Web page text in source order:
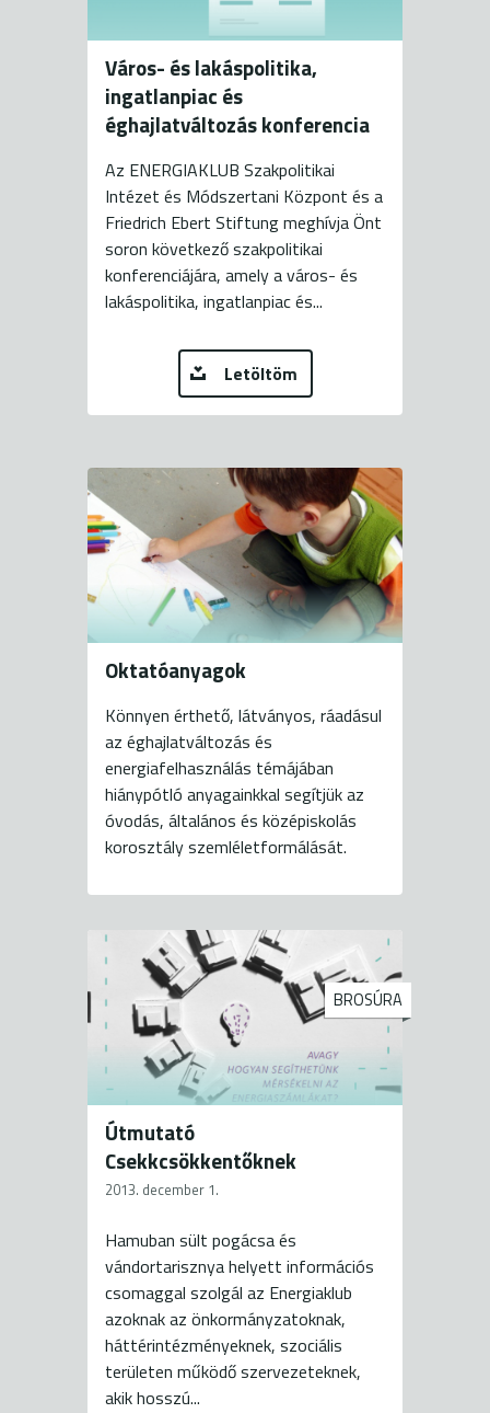
Város- és lakáspolitika,
ingatlanpiac és
éghajlatváltozás konferencia
Az ENERGIAKLUB Szakpolitikai
Intézet és Módszertani Központ és a
Friedrich Ebert Stiftung meghívja Önt
soron következő szakpolitikai
konferenciájára, amely a város- és
lakáspolitika, ingatlanpiac és...
Letöltöm
Oktatóanyagok
Könnyen érthető, látványos, ráadásul
az éghajlatváltozás és
energiafelhasználás témájában
hiánypótló anyagainkkal segítjük az
óvodás, általános és középiskolás
korosztály szemléletformálását.
BROSÚRA
Útmutató
Csekkcsökkentőknek
2013. december 1.
Hamuban sült pogácsa és
vándortarisznya helyett információs
csomaggal szolgál az Energiaklub
azoknak az önkormányzatoknak,
háttérintézményeknek, szociális
területen működő szervezeteknek,
akik hosszú...